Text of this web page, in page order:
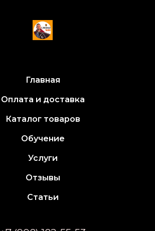
Главная
Оплата и доставка
Каталог товаров
Обучение
Услуги
Отзывы
Статьи